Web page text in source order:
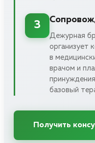
3
Дежурная
организует
в
врачом и
базовый
Получить